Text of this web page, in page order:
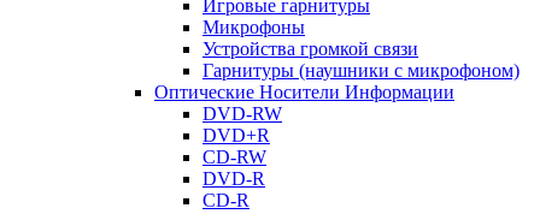
Игровые гарнитуры
Микрофоны
Устройства громкой связи
Гарнитуры (наушники с микрофоном)
Оптические Носители Информации
DVD-RW
DVD+R
CD-RW
DVD-R
CD-R